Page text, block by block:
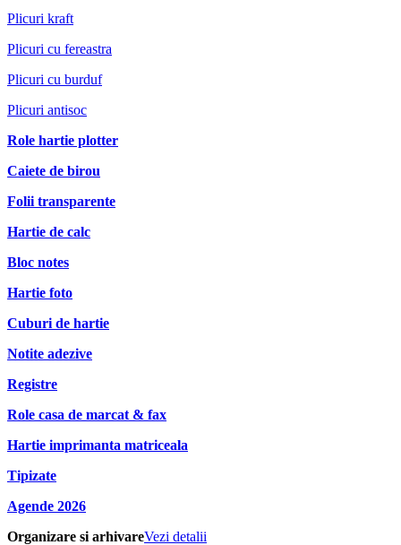
Plicuri kraft
Plicuri cu fereastra
Plicuri cu burduf
Plicuri antisoc
Role hartie plotter
Caiete de birou
Folii transparente
Hartie de calc
Bloc notes
Hartie foto
Cuburi de hartie
Notite adezive
Registre
Role casa de marcat & fax
Hartie imprimanta matriceala
Tipizate
Agende 2026
Organizare si arhivareVezi detalii